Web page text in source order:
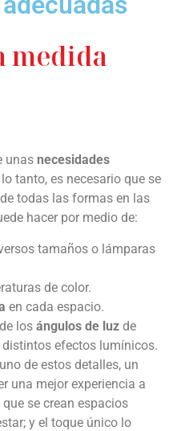
medida
unas necesidades
tanto, es necesario que se
de todas las formas en las
hacer por medio de:
tamaños o lámparas
de color.
en cada espacio.
los ángulos de luz de
efectos lumínicos.
de estos detalles, un
una mejor experiencia a
se crean espacios
y el toque único lo